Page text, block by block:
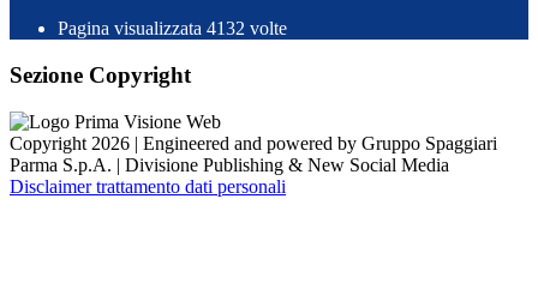
Pagina visualizzata 4132 volte
Sezione Copyright
Copyright 2026 | Engineered and powered by Gruppo Spaggiari
Parma S.p.A. | Divisione Publishing & New Social Media
Disclaimer trattamento dati personali